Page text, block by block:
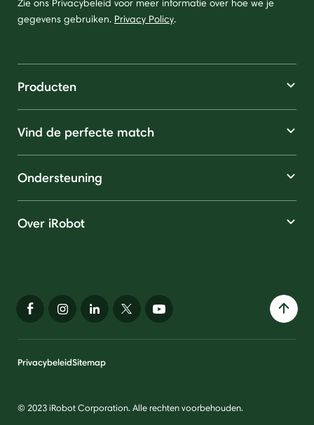
Zie ons Privacybeleid voor meer informatie over hoe we je
gegevens gebruiken. Privacy Policy.
Producten
Vind de perfecte match
Ondersteuning
Over iRobot
PrivacybeleidSitemap
© 2023 iRobot Corporation. Alle rechten voorbehouden.